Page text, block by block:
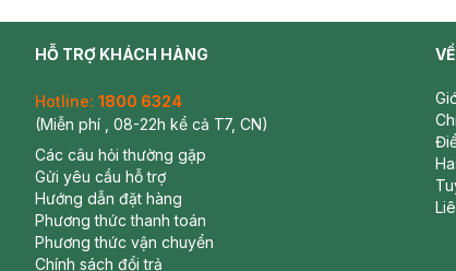
HỖ TRỢ KHÁCH HÀNG
Hotline: 1800 6324
(Miễn phí , 08-22h kể cả T7, CN)
Các câu hỏi thường gặp
Gửi yêu cầu hỗ trợ
Hướng dẫn đặt hàng
Phương thức thanh toán
Phương thức vận chuyển
Chính sách đổi trả